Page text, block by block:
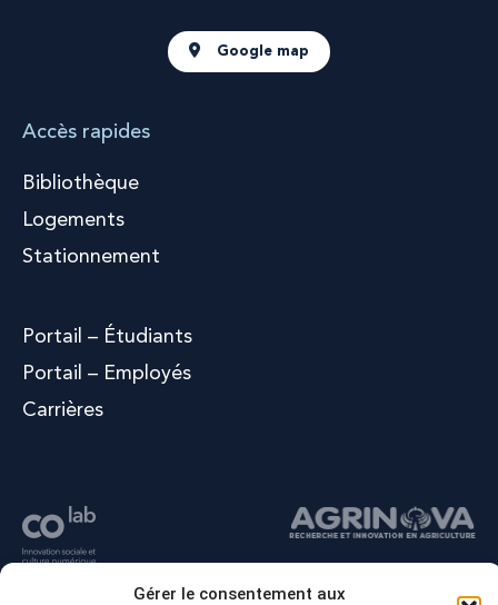
Gérer le consentement aux
Google map
Accès rapides
Bibliothèque
Logements
Stationnement
Portail – Étudiants
Portail – Employés
Carrières